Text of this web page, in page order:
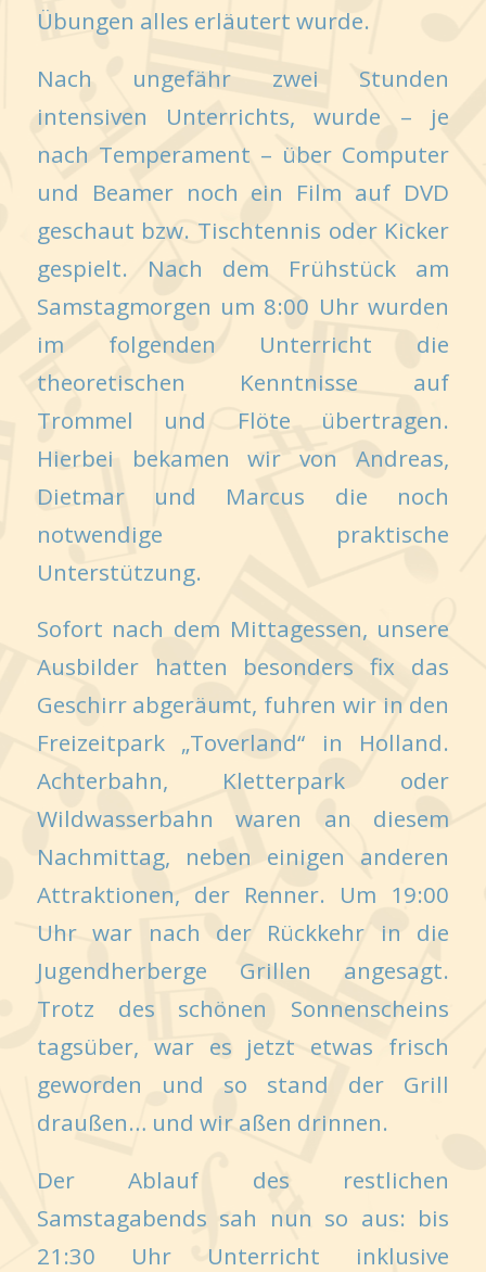
Übungen alles erläutert wurde.
Nach ungefähr zwei Stunden
intensiven Unterrichts, wurde – je
nach Temperament – über Computer
und Beamer noch ein Film auf DVD
geschaut bzw. Tischtennis oder Kicker
gespielt. Nach dem Frühstück am
Samstagmorgen um 8:00 Uhr wurden
im folgenden Unterricht die
theoretischen Kenntnisse auf
Trommel und Flöte übertragen.
Hierbei bekamen wir von Andreas,
Dietmar und Marcus die noch
notwendige praktische
Unterstützung.
Sofort nach dem Mittagessen, unsere
Ausbilder hatten besonders fix das
Geschirr abgeräumt, fuhren wir in den
Freizeitpark „Toverland“ in Holland.
Achterbahn, Kletterpark oder
Wildwasserbahn waren an diesem
Nachmittag, neben einigen anderen
Attraktionen, der Renner. Um 19:00
Uhr war nach der Rückkehr in die
Jugendherberge Grillen angesagt.
Trotz des schönen Sonnenscheins
tagsüber, war es jetzt etwas frisch
geworden und so stand der Grill
draußen… und wir aßen drinnen.
Der Ablauf des restlichen
Samstagabends sah nun so aus: bis
21:30 Uhr Unterricht inklusive